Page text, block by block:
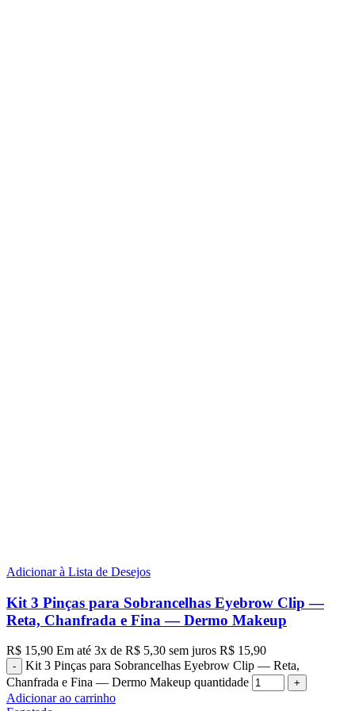
Adicionar à Lista de Desejos
Kit 3 Pinças para Sobrancelhas Eyebrow Clip —
Reta, Chanfrada e Fina — Dermo Makeup
R$ 15,90 Em até 3x de R$ 5,30 sem juros R$ 15,90
Kit 3 Pinças para Sobrancelhas Eyebrow Clip — Reta,
Chanfrada e Fina — Dermo Makeup quantidade
Adicionar ao carrinho